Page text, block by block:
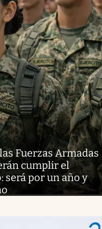
Fuerzas Armadas
cumplir el
por un año y